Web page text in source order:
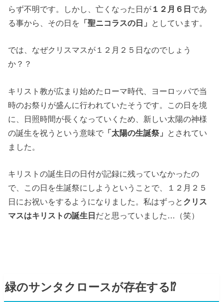
らず不明です。しかし、亡くなった日が １２月６日であ
る事から、その日を 「聖ニコラスの日」 としています。
では、なぜクリスマスが１２月２５日なのでしょう
か？？
キリスト教が広まり始めたローマ時代、ヨーロッパで当
時のお祭りが盛んに行われていたそうです。この日を境
に、日照時間が長くなっていくため、新しい太陽の神様
の誕生を祝うという意味で 「太陽の生誕祭」 とされてい
ました。
キリストの誕生日の日付が記録に残っていなかったの
で、この日を生誕祭にしようということで、１２月２５
日にお祝いをするようになりました。私はずっと クリス
マスはキリストの誕生日だと思っていました…（笑）
緑のサンタクロースが存在する⁉︎